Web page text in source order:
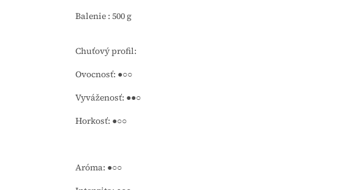
Balenie : 500 g
Chuťový profil:
Ovocnosť: ●○○
Vyváženosť: ●●○
Horkosť: ●○○
Aróma: ●○○